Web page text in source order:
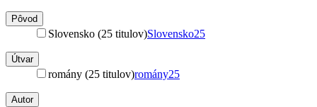
Pôvod
Slovensko (25 titulov)Slovensko25
Útvar
romány (25 titulov)romány25
Autor